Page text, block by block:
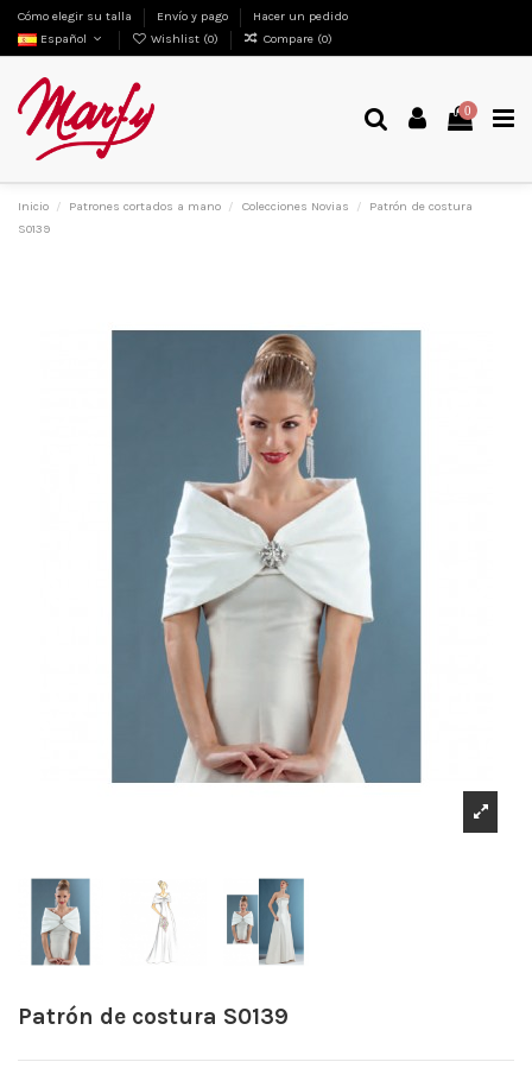
Cómo elegir su talla Envío y pago
Hacer un pedido
Español
Wishlist (0) Compare (0)
0
Inicio Patrones cortados a mano Colecciones Novias
Patrón de costura
S0139
Patrón de costura S0139